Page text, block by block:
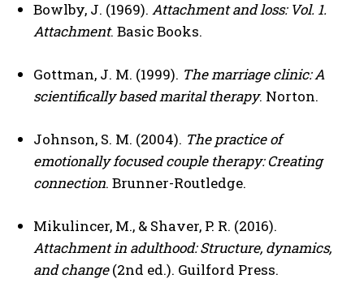
Gizlilik politikasınıokudum, onaylıyorum.
Bowlby, J. (1969). Attachment and loss: Vol. 1.
Attachment. Basic Books.
Gottman, J. M. (1999). The marriage clinic: A
scientifically based marital therapy. Norton.
Johnson, S. M. (2004). The practice of
emotionally focused couple therapy: Creating
connection. Brunner-Routledge.
Mikulincer, M., & Shaver, P. R. (2016).
Attachment in adulthood: Structure, dynamics,
and change(2nd ed.). Guilford Press.